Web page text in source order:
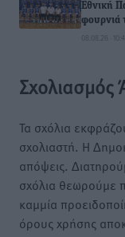
Εθνική
φουρνιά
08.08.26 · 10:48
Σχολιασμός
Τα σχόλια
σχολιαστή. Η
απόψεις.
σχόλια θεωρούμε
καμμία
όρους χρήσης